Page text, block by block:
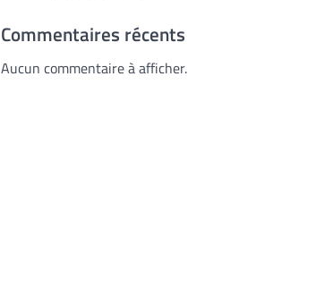
Commentaires récents
Aucun commentaire à afficher.